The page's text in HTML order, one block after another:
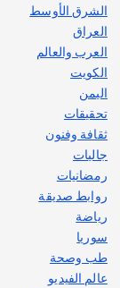
الشرق الأوسط
العراق
العرب والعالم
الكويت
اليمن
تحقيقات
ثقافة وفنون
جاليات
رمضانيات
روابط صديقة
رياضة
سوريا
طب وصحة
عالم الفيديو